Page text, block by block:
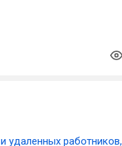
удаленных работников,